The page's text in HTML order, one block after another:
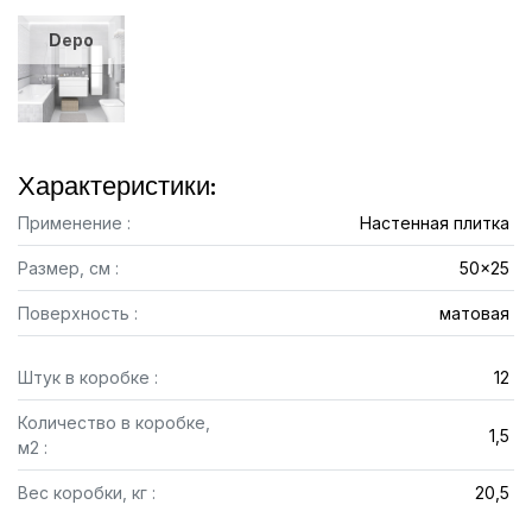
Depo
Характеристики:
Применение : Настенная плитка
Размер, см : 50x25
Поверхность : матовая
Штук в коробке : 12
Количество в коробке,
м2 :
1,5
Вес коробки, кг : 20,5